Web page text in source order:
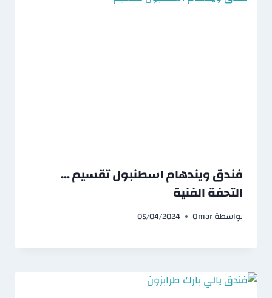
فندق ويندهام اسطنبول تقسيم …
التحفة الفنية
بواسطةOmar
05/04/2024